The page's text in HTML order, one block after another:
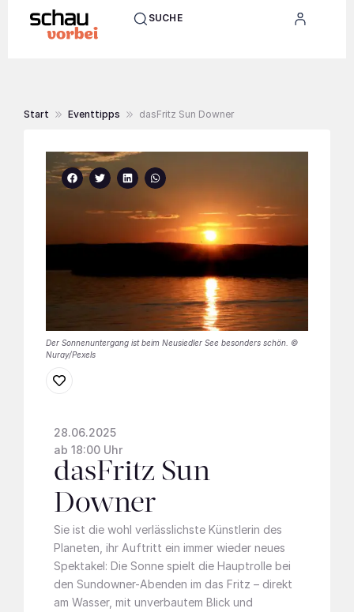
SUCHE
Start Eventtipps dasFritz Sun Downer
Der Sonnenuntergang ist beim Neusiedler See besonders schön. ©
Nuray/Pexels
28.06.2025
ab 18:00 Uhr
dasFritz Sun
Downer
Sie ist die wohl verlässlichste Künstlerin des
Planeten, ihr Auftritt ein immer wieder neues
Spektakel: Die Sonne spielt die Hauptrolle bei
den Sundowner-Abenden im das Fritz – direkt
am Wasser, mit unverbautem Blick und